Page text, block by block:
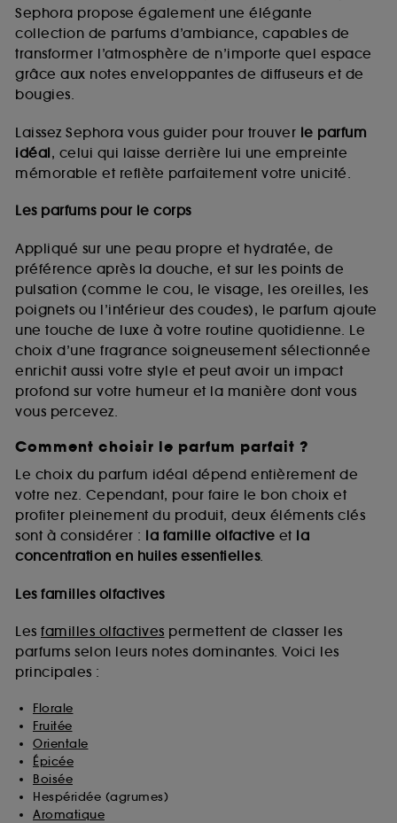
Sephora propose également une élégante
collection de parfums d’ambiance, capables de
transformer l’atmosphère de n’importe quel espace
grâce aux notes enveloppantes de diffuseurs et de
bougies.
Laissez Sephora vous guider pour trouver le parfum
idéal, celui qui laisse derrière lui une empreinte
mémorable et reflète parfaitement votre unicité.
Les parfums pour le corps
Appliqué sur une peau propre et hydratée, de
préférence après la douche, et sur les points de
pulsation (comme le cou, le visage, les oreilles, les
poignets ou l’intérieur des coudes), le parfum ajoute
une touche de luxe à votre routine quotidienne. Le
choix d’une fragrance soigneusement sélectionnée
enrichit aussi votre style et peut avoir un impact
profond sur votre humeur et la manière dont vous
vous percevez.
Comment choisir le parfum parfait ?
Le choix du parfum idéal dépend entièrement de
votre nez. Cependant, pour faire le bon choix et
profiter pleinement du produit, deux éléments clés
sont à considérer : la famille olfactive et la
concentration en huiles essentielles.
Les familles olfactives
Les familles olfactives permettent de classer les
parfums selon leurs notes dominantes. Voici les
principales :
Florale
Fruitée
Orientale
Épicée
Boisée
Hespéridée (agrumes)
Aromatique
de vous plaire via des publicités, y compris sur des
sites tiers et sur les réseaux sociaux, sur la base
des pages que vous avez consultées, de votre
navigation, et de l'historique de vos interactions.
d’en améliorer la performance.
Cookies de sécurisation des paiements en ligne :
fraudes aux moyens de paiement et les
usurpations d’identité.
Cookies fonctionnels :il s’agit de cookies
permettant l’affichage et/ou la fourniture de
certaines fonctionnalités du site, tel que les
cookies d’authentification qui sont utilisés afin de
vous faire bénéficier de l’authentification
prolongée vous permettant d’accéder à votre
compte lors de votre prochaine visite sur le site
sans saisir à nouveau votre identifiant et mot de
passe.
A l'exception des cookies techniques, le dépôt et la
lecture de ces traceurs requiert votre accord. Vous
pouvez personnaliser vos choix concernant le dépôt
de ces cookies grâce au bouton "personnaliser mes
choix" ci-dessous ou décider de "tout accepter".
Sephora pourra associer les informations de
navigation collectées par ces Cookies, pour les
collectées ou générées lors de votre activité en ligne
sur "continuer sans accepter". Voous pouvez à tout
moment choisir de retirer votrte consentement. Si vous
souhaitez obtenir plus d'information sur les cookies
utilisés, cliquez